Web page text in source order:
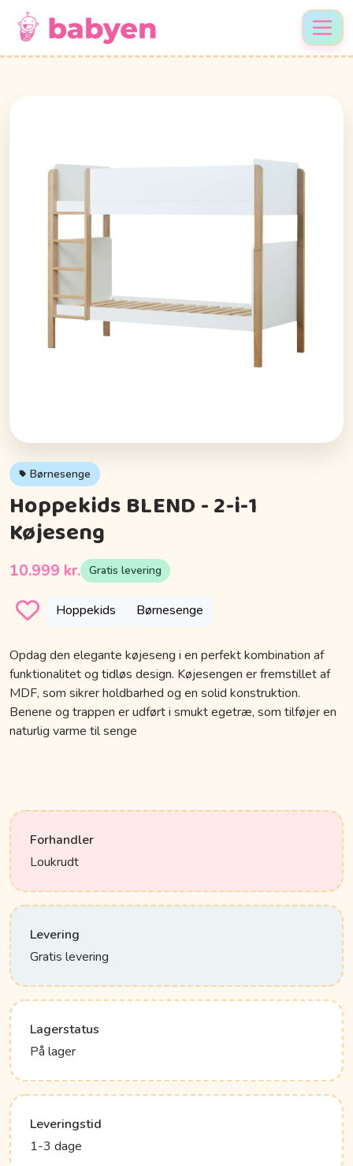
Børnesenge
Hoppekids BLEND - 2-i-1
Køjeseng
10.999 kr. Gratis levering
Hoppekids Børnesenge
Opdag den elegante køjeseng i en perfekt kombination af
funktionalitet og tidløs design. Køjesengen er fremstillet af
MDF, som sikrer holdbarhed og en solid konstruktion.
Benene og trappen er udført i smukt egetræ, som tilføjer en
naturlig varme til senge
Forhandler
Loukrudt
Levering
Gratis levering
Lagerstatus
På lager
Leveringstid
1-3 dage